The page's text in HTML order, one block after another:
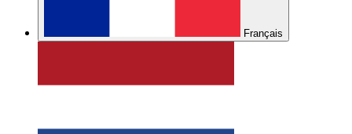
Français